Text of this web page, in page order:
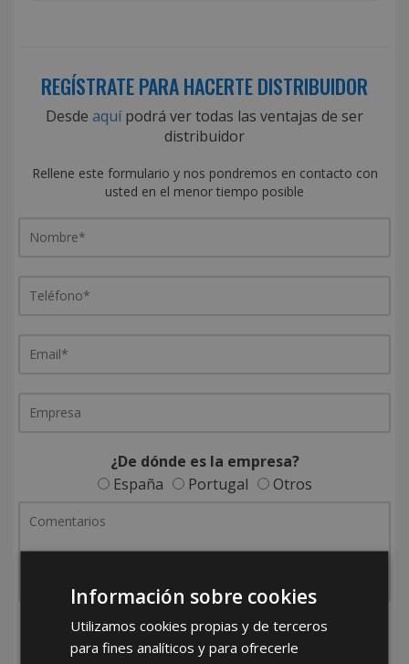
REGÍSTRATE PARA HACERTE DISTRIBUIDOR
Desde aquípodrá ver todas las ventajas de ser
distribuidor
Rellene este formulario y nos pondremos en contacto con
usted en el menor tiempo posible
¿De dónde es la empresa?
España
Portugal Otros
He leído y acepto laPolítica de Privacidad
Información sobre cookies
Utilizamos cookies propias y de terceros
para fines analíticos y para ofrecerle